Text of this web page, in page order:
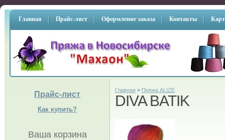
Главная Прайс-лист Оформление заказа Контакты
Прайс-лист
Как купить?
Ваша корзина
Главная » Пряжа ALIZE
DIVA BATIK